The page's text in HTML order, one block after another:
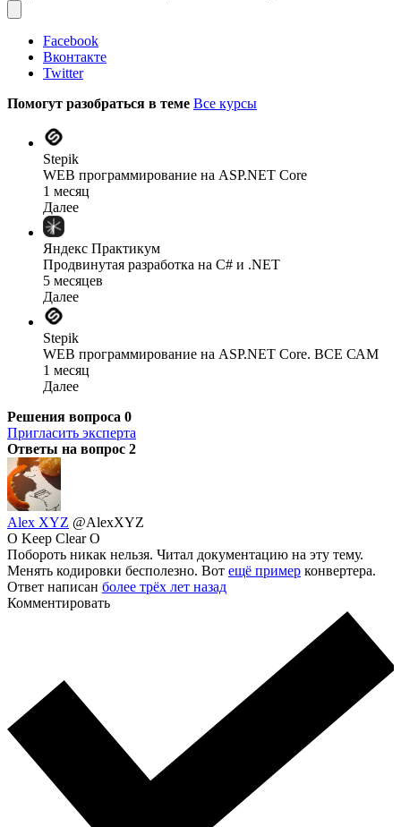
Facebook
Вконтакте
Twitter
Помогут разобраться в теме Все курсы
Stepik
WEB программирование на ASP.NET Core
1 месяц
Далее
Яндекс Практикум
Продвинутая разработка на C# и .NET
5 месяцев
Далее
Stepik
WEB программирование на ASP.NET Core. ВСЕ САМ
1 месяц
Далее
Решения вопроса 0
Пригласить эксперта
Ответы на вопрос 2
Alex XYZ @AlexXYZ
O Keep Clear O
Побороть никак нельзя. Читал документацию на эту тему.
Менять кодировки бесполезно. Вот ещё пример конвертера.
Ответ написан более трёх лет назад
Комментировать